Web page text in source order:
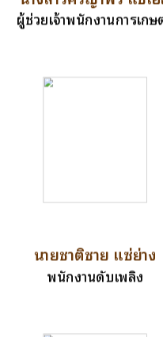
ผู้ช่วยเจ้าพนักงานการเกษ
นายชาติชาย แซ่ย่าง
พนักงานดับเพลิง